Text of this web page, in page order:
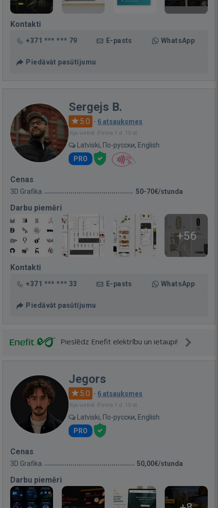
Kontakti
+371 *** *** 79 E-pasts WhatsApp
Piedāvāt pasūtījumu
Sergejs B.
5.0 · 6 atsauksmes
Bija vietnē: Pirms 1 d. 10 st.
Latviski, По-русски, English
PRO
Cenas
3D Grafika 50-70€/stunda
Darbu piemēri
+56
Kontakti
+371 *** *** 33 E-pasts WhatsApp
Piedāvāt pasūtījumu
Pieslēdz Enefit elektrību un ietaupi!
Jegors
5.0 · 6 atsauksmes
Bija vietnē: Pirms 1 d. 10 st.
Latviski, По-русски, English
PRO
Cenas
3D Grafika 50,00€/stunda
Darbu piemēri